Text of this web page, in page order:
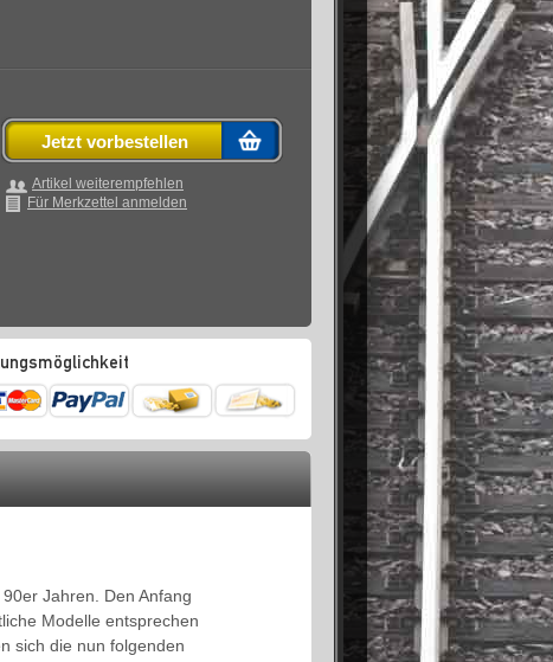
Jetzt vorbestellen
Artikel weiterempfehlen
Für Merkzettel anmelden
Jahren. Den Anfang
Modelle entsprechen
sich die nun folgenden